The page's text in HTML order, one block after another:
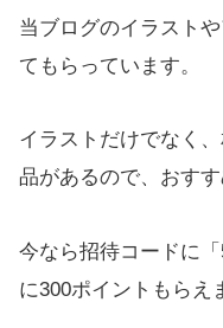
当ブログのイラスト
てもらっています。
イラストだけでなく
品があるので、おすす
今なら招待コードに
に300ポイントもらえ